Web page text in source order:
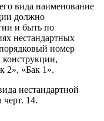
вида наименование
должно
и быть по
нестандартных
номер
конструкции,
2», «Бак 1».
нестандартной
14.